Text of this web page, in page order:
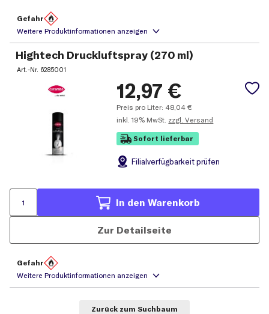
Gefahr
Hightech Druckluftspray (270 ml)
Art.-Nr. 6285001
12,97 €
Preis pro Liter: 48,04 €
inkl. 19% MwSt. zzgl. Versand
Sofort lieferbar
Filialverfügbarkeit prüfen
In den Warenkorb
Zur Detailseite
Gefahr
Zurück zum Suchbaum